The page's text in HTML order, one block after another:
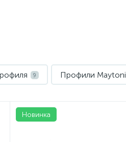
9 Профили Maytoni
Новинка